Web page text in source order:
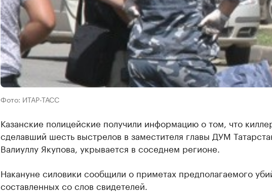
Фото: ИТАР-ТАСС
Казанские полицейские получили информацию о том, что
сделавший шесть выстрелов в заместителя главы ДУМ
Валиуллу Якупова, укрывается в соседнем регионе.
Накануне силовики сообщили о приметах предполагаемого
составленных со слов свидетелей.